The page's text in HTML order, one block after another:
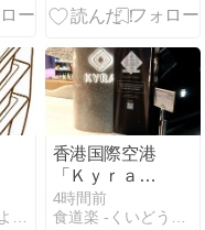
日目
明日は何を食べようか
香港国際空港
「Ｋｙｒａ・
Ｌｏｕｎｇ
ｅ」チキンク
4時間前
食道楽 -くいどうらく-